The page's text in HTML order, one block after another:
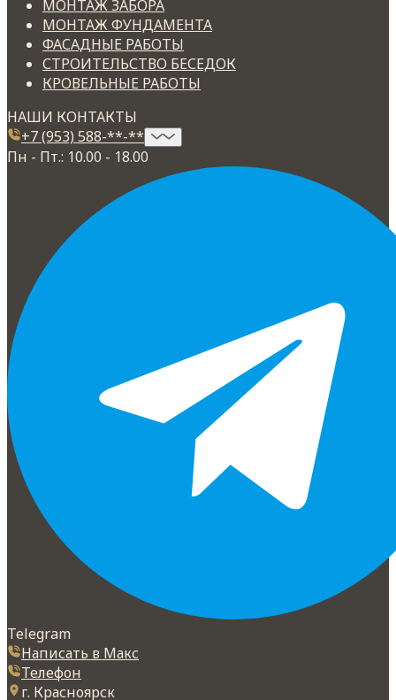
МОНТАЖ ЗАБОРА
МОНТАЖ ФУНДАМЕНТА
ФАСАДНЫЕ РАБОТЫ
СТРОИТЕЛЬСТВО БЕСЕДОК
КРОВЕЛЬНЫЕ РАБОТЫ
НАШИ КОНТАКТЫ
+7 (953) 588-**-**
Пн - Пт.: 10.00 - 18.00
Telegram
Написать в Макс
Телефон
г. Красноярск